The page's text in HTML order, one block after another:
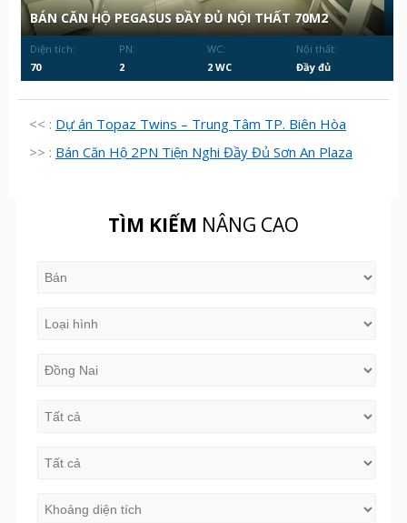
BÁN CĂN HỘ PEGASUS ĐẦY ĐỦ NỘI THẤT 70M2
Diện tích:
70
PN:
2
WC:
2 WC
Nội thất:
Đầy đủ
<< : Dự án Topaz Twins – Trung Tâm TP. Biên Hòa
>> : Bán Căn Hộ 2PN Tiện Nghi Đầy Đủ Sơn An Plaza
TÌM KIẾM NÂNG CAO